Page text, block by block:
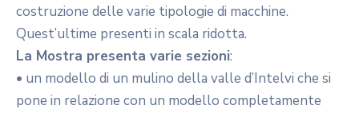
costruzione delle varie tipologie di macchine.
Quest’ultime presenti in scala ridotta.
La Mostra presenta varie sezioni:
• un modello di un mulino della valle d’Intelvi che si
pone in relazione con un modello completamente